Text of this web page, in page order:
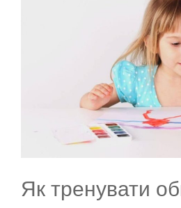
Як тренувати